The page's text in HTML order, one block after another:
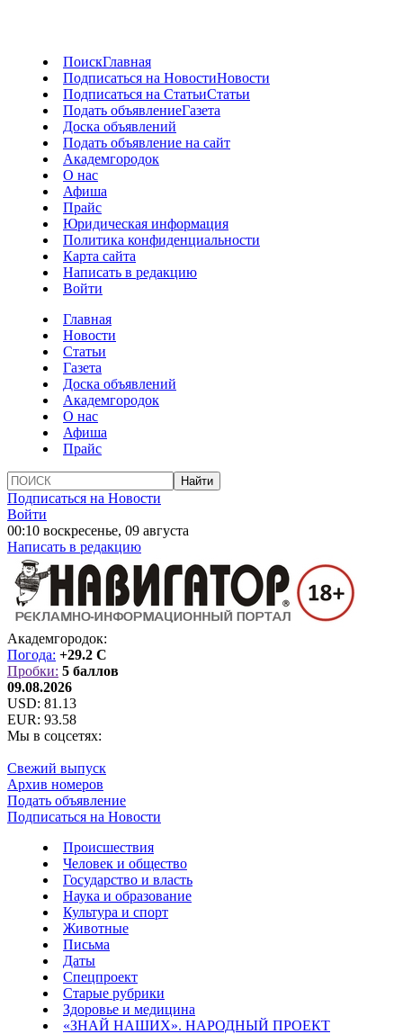
ПоискГлавная
Подписаться на НовостиНовости
Подписаться на СтатьиСтатьи
Подать объявлениеГазета
Доска объявлений
Подать объявление на сайт
Академгородок
О нас
Афиша
Прайс
Юридическая информация
Политика конфиденциальности
Карта сайта
Написать в редакцию
Войти
Главная
Новости
Статьи
Газета
Доска объявлений
Академгородок
О нас
Афиша
Прайс
Подписаться на Новости
Войти
00:10 воскресенье, 09 августа
Написать в редакцию
Академгородок:
Погода: +29.2 C
Пробки: 5 баллов
09.08.2026
USD: 81.13
EUR: 93.58
Мы в соцсетях:
Свежий выпуск
Архив номеров
Подать объявление
Подписаться на Новости
Происшествия
Человек и общество
Государство и власть
Наука и образование
Культура и спорт
Животные
Письма
Даты
Спецпроект
Старые рубрики
Здоровье и медицина
«ЗНАЙ НАШИХ». НАРОДНЫЙ ПРОЕКТ